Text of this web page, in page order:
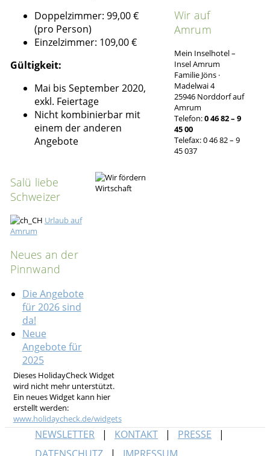
Doppelzimmer: 99,00 €
(pro Person)
Einzelzimmer: 109,00 €
Gültigkeit:
Mai bis September 2020,
exkl. Feiertage
Nicht kombinierbar mit
einem der anderen
Angebote
Wir auf
Amrum
Mein Inselhotel –
Insel Amrum
Familie Jöns ·
Madelwai 4
25946 Norddorf auf
Amrum
Telefon:0 46 82 – 9
45 00
Telefax: 0 46 82 – 9
45 037
Salü liebe
Schweizer
Urlaub auf
Amrum
Neues an der
Pinnwand
Die Angebote
für 2026 sind
da!
Neue
Angebote für
2025
Dieses HolidayCheck Widget
wird nicht mehr unterstützt.
Ein neues Widget kann hier
erstellt werden:
www.holidaycheck.de/widgets
NEWSLETTER KONTAKT
PRESSE